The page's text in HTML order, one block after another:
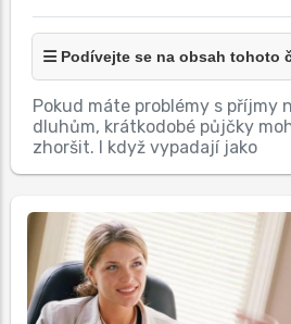
Podívejte se na obsah tohoto
Pokud máte problémy s příjmy
dluhům, krátkodobé půjčky
zhoršit. I když vypadají jako